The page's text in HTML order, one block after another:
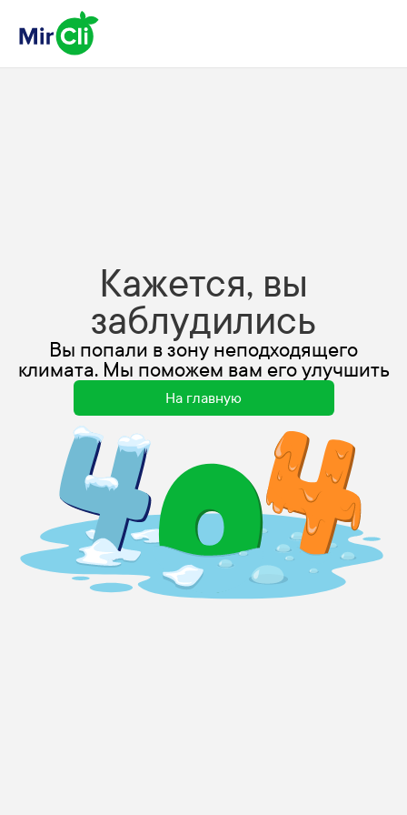
Кажется, вы
заблудились
Вы попали в зону неподходящего
климата. Мы поможем вам его улучшить
На главную